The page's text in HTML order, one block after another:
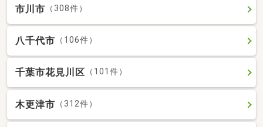
市川市 （308件）
八千代市 （106件）
千葉市花見川区 （101件）
木更津市 （312件）